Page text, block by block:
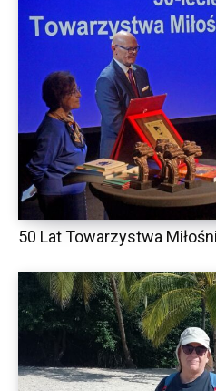
50 Lat Towarzystwa